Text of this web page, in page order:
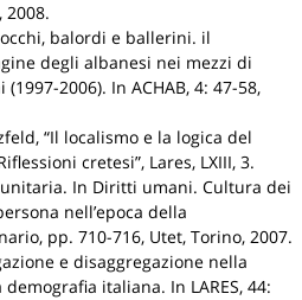
2008.
balordi e ballerini. il
degli albanesi nei mezzi di
2006). In ACHAB, 4: 47-58,
“Il localismo e la logica del
cretesi”, Lares, LXIII, 3.
. In Diritti umani. Cultura dei
nell’epoca della
, pp. 710-716, Utet, Torino, 2007.
e disaggregazione nella
demografia italiana. In LARES, 44: